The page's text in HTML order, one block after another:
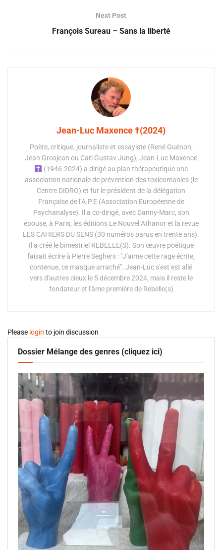
Next Post
François Sureau – Sans la liberté
Jean-Luc Maxence †(2024)
Poète, critique, journaliste et essayiste (René Guénon,
Jean Grosjean ou Carl Gustav Jung), Jean-Luc Maxence
(1946-2024) a dirigé au plan thérapeutique une
association nationale de prévention des toxicomanies (le
Centre DIDRO) et fut le président de la délégation
Française de l’A.P.E (Association Européenne de
Psychanalyse). Il a co-dirigé, avec Danny-Marc, son
épouse, à Paris, les éditions Le Nouvel Athanor et la revue
LES CAHIERS DU SENS (30 numéros parus en trente ans).
Il a créé le bimestriel REBELLE(S). Son œuvre poétique
faisait écrire à Pierre Seghers : "J’aime cette rage écrite,
contenue, ce masque arraché". Jean-Luc s'est est allé
vers d'autres cieux le 5 décembre 2024, mais il reste le
fondateur et l'âme première de Rebelle(s)
Please login to join discussion
Dossier Mélange des genres (cliquez ici)